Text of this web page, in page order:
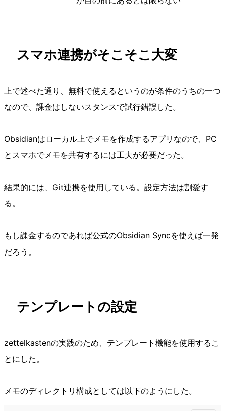
スマホ連携がそこそこ大変
上で述べた通り、無料で使えるというのが条件のうちの一つ
なので、課金はしないスタンスで試行錯誤した。
Obsidianはローカル上でメモを作成するアプリなので、PC
とスマホでメモを共有するには工夫が必要だった。
結果的には、Git連携を使用している。設定方法は割愛す
る。
もし課金するのであれば公式のObsidian Syncを使えば一発
だろう。
テンプレートの設定
zettelkastenの実践のため、テンプレート機能を使用するこ
とにした。
メモのディレクトリ構成としては以下のようにした。